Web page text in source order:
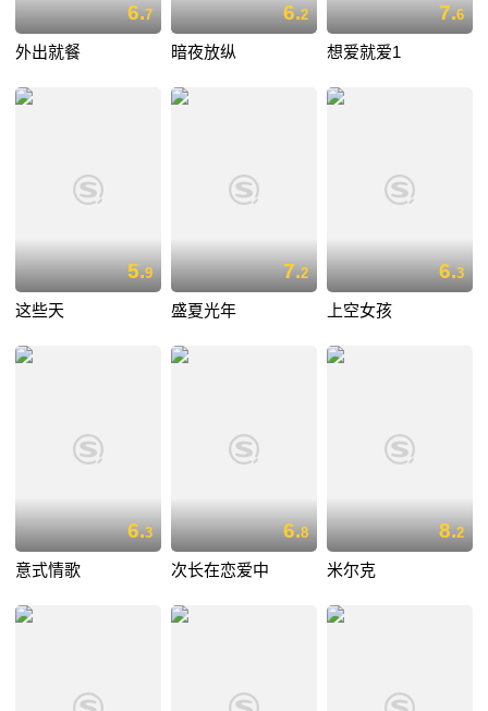
6.7
外出就餐
6.2
暗夜放纵
7.6
想爱就爱1
5.9
这些天
7.2
盛夏光年
6.3
上空女孩
6.3
意式情歌
6.8
次长在恋爱中
8.2
米尔克